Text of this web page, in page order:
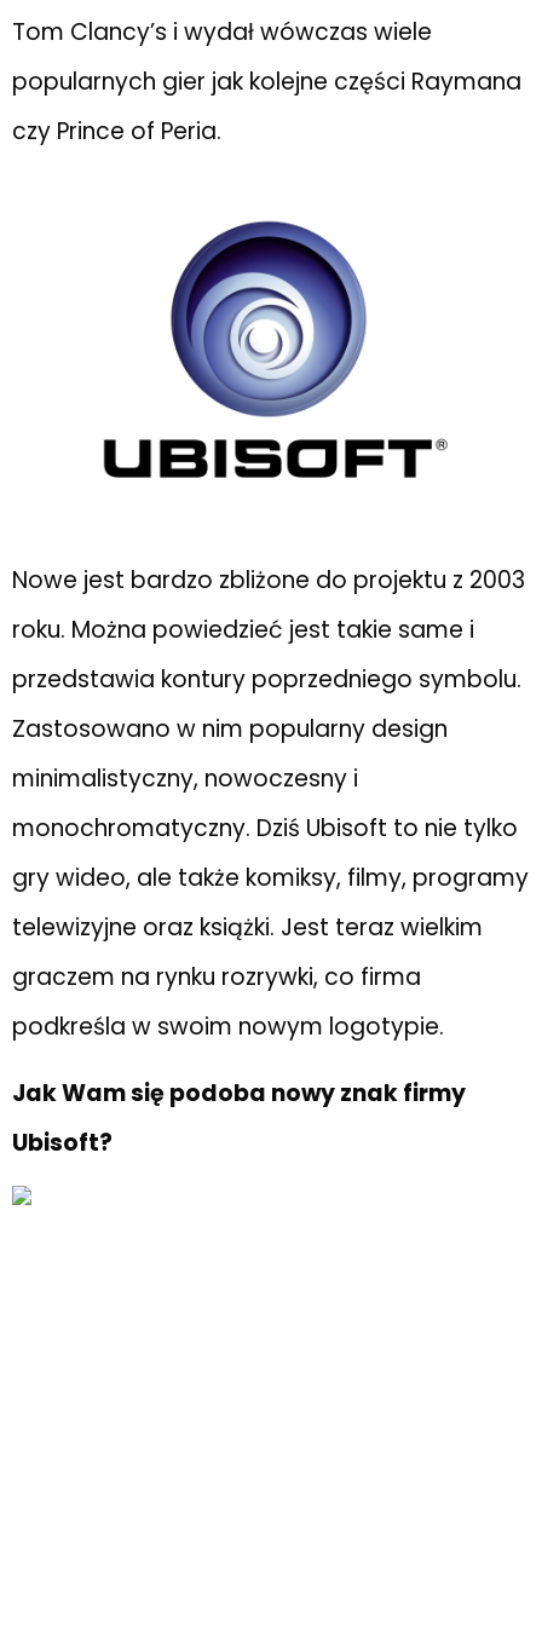
Tom Clancy’s i wydał wówczas wiele
popularnych gier jak kolejne części Raymana
czy Prince of Peria.
Nowe jest bardzo zbliżone do projektu z 2003
roku. Można powiedzieć jest takie same i
przedstawia kontury poprzedniego symbolu.
Zastosowano w nim popularny design
minimalistyczny, nowoczesny i
monochromatyczny. Dziś Ubisoft to nie tylko
gry wideo, ale także komiksy, filmy, programy
telewizyjne oraz książki. Jest teraz wielkim
graczem na rynku rozrywki, co firma
podkreśla w swoim nowym logotypie.
Jak Wam się podoba nowy znak firmy
Ubisoft?